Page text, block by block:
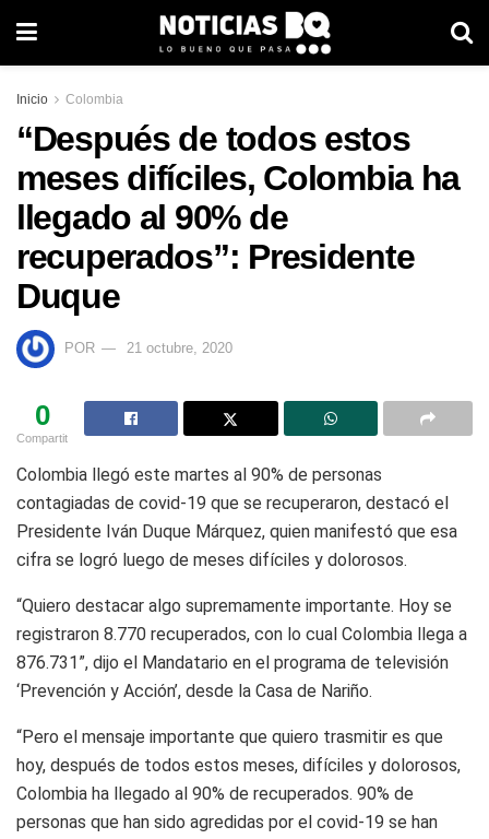
Inicio Colombia
“Después de todos estos
meses difíciles, Colombia ha
llegado al 90% de
recuperados”: Presidente
Duque
POR 21 octubre, 2020
0
Compartit
Colombia llegó este martes al 90% de personas
contagiadas de covid-19 que se recuperaron, destacó el
Presidente Iván Duque Márquez, quien manifestó que esa
cifra se logró luego de meses difíciles y dolorosos.
“Quiero destacar algo supremamente importante. Hoy se
registraron 8.770 recuperados, con lo cual Colombia llega a
876.731”, dijo el Mandatario en el programa de televisión
‘Prevención y Acción’, desde la Casa de Nariño.
“Pero el mensaje importante que quiero trasmitir es que
hoy, después de todos estos meses, difíciles y dolorosos,
Colombia ha llegado al 90% de recuperados. 90% de
personas que han sido agredidas por el covid-19 se han